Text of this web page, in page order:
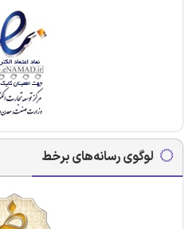
لوگوی رسانه‌های برخط